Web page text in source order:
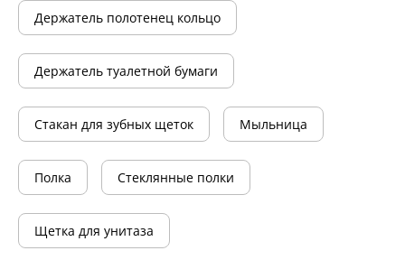
Держатель полотенец кольцо
Держатель туалетной бумаги
Стакан для зубных щеток Мыльница
Полка Стеклянные полки
Щетка для унитаза